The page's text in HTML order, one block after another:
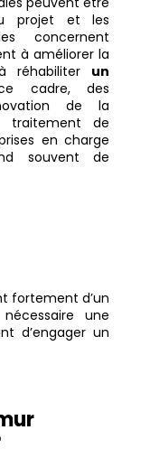
projet et les
concernent
à améliorer la
réhabiliter un
cadre, des
de la
traitement de
en charge
souvent de
fortement d’un
une
d’engager un